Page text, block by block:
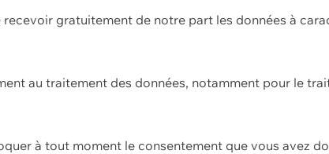
gratuitement de notre part les données à
au traitement des données, notamment pour le
à tout moment le consentement que vous avez